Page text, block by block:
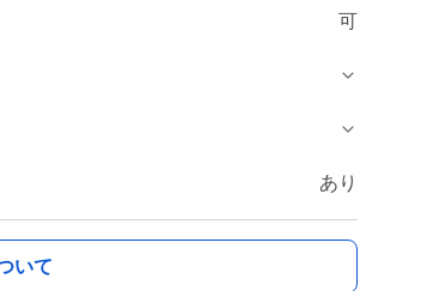
可
あり
いて